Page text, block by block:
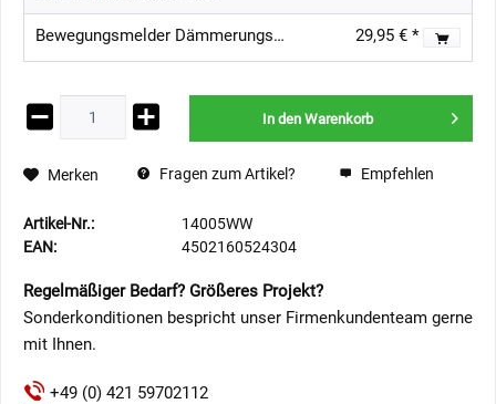
Bewegungsmelder Dämmerungssensor Aussen IP65 230VAC 29,95 € *
In den Warenkorb
Merken Fragen zum Artikel? Empfehlen
Artikel-Nr.:
14005WW
EAN:
4502160524304
Regelmäßiger Bedarf? Größeres Projekt?
Sonderkonditionen bespricht unser Firmenkundenteam gerne
mit Ihnen.
+49 (0) 421 59702112